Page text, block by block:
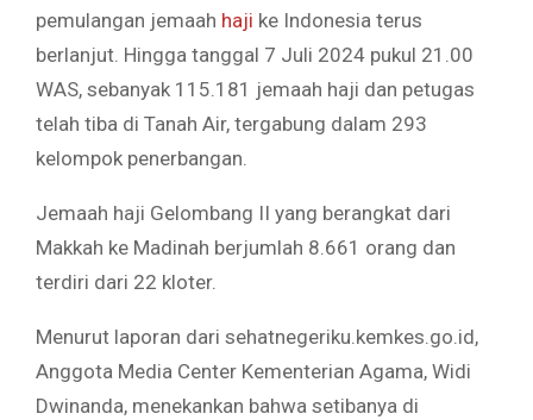
pemulangan jemaah haji ke Indonesia terus
berlanjut. Hingga tanggal 7 Juli 2024 pukul 21.00
WAS, sebanyak 115.181 jemaah haji dan petugas
telah tiba di Tanah Air, tergabung dalam 293
kelompok penerbangan.
Jemaah haji Gelombang II yang berangkat dari
Makkah ke Madinah berjumlah 8.661 orang dan
terdiri dari 22 kloter.
Menurut laporan dari sehatnegeriku.kemkes.go.id,
Anggota Media Center Kementerian Agama, Widi
Dwinanda, menekankan bahwa setibanya di